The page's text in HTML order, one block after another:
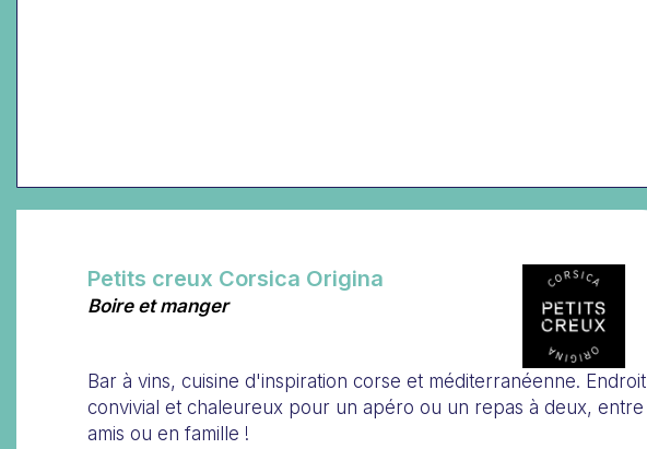
Petits creux Corsica Origina
Boire et manger
Bar à vins, cuisine d'inspiration corse et méditerranéenne. Endroit
convivial et chaleureux pour un apéro ou un repas à deux, entre
amis ou en famille !